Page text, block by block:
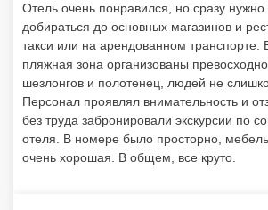
Отель очень понравился, но сразу нужно
добираться до основных магазинов и
такси или на арендованном транспорте.
пляжная зона организованы
шезлонгов и полотенец, людей не
Персонал проявлял внимательность и
без труда забронировали экскурсии по
отеля. В номере было просторно,
очень хорошая. В общем, все круто.